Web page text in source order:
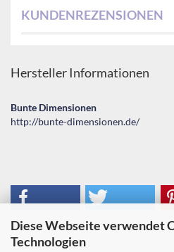
Diese Webseite verwendet
Technologien
KUNDENREZENSIONEN
Hersteller Informationen
Bunte Dimensionen
http://bunte-dimensionen.de/